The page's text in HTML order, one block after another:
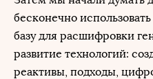
бесконечно
базу для расшифровки
развитие технологий:
реактивы, подходы,